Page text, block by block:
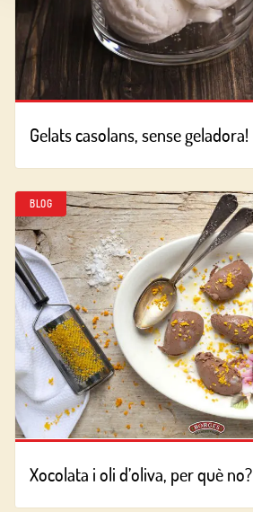
Gelats casolans, sense geladora!
BLOG
Xocolata i oli d’oliva, per què no?